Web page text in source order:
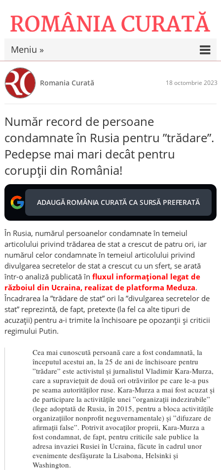
Meniu »
Romania Curată 18 octombrie 2023
Număr record de persoane
condamnate în Rusia pentru ”trădare”.
Pedepse mai mari decât pentru
corupții din România!
ADAUGĂ ROMÂNIA CURATĂ CA SURSĂ PREFERATĂ
În Rusia, numărul persoanelor condamnate în temeiul
articolului privind trădarea de stat a crescut de patru ori, iar
numărul celor condamnate în temeiul articolului privind
divulgarea secretelor de stat a crescut cu un sfert, se arată
într-o analiză publicată în fluxul informațional legat de
războiul din Ucraina, realizat de platforma Meduza.
Încadrarea la ”trădare de stat” ori la ”divulgarea secretelor de
stat” reprezintă, de fapt, pretexte (la fel ca alte tipuri de
acuzații) pentru a-i trimite la închisoare pe opozanții și criticii
regimului Putin.
Cea mai cunoscută persoană care a fost condamnată, la
începutul acestui an, la 25 de ani de închisoare pentru
”trădare” este activistul și jurnalistul Vladimir Kara-Murza,
care a supraviețuit de două ori otrăvirilor pe care le-a pus
pe seama autorităților ruse. Kara-Murza a mai fost acuzat și
de participare la activitățile unei ”organizații indezirabile”
(lege adoptată de Rusia, în 2015, pentru a bloca activitățile
organizațiilor nonprofit neguvernamentale) și ”difuzare de
afirmații false”. Potrivit avocaților proprii, Kara-Murza a
fost condamnat, de fapt, pentru criticile sale publice la
adresa invaziei Rusiei în Ucraina, făcute în cadrul unor
evenimente desfășurate la Lisabona, Helsinki și
Washington.